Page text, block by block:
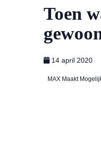
Toen
14 april 2020
MAX Maakt